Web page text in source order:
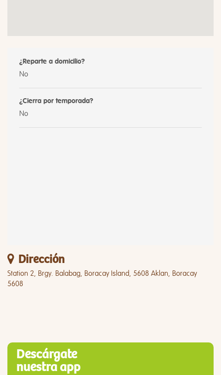
¿Reparte a domicilio?
No
¿Cierra por temporada?
No
Dirección
Station 2, Brgy. Balabag, Boracay Island, 5608 Aklan, Boracay
5608
Descárgate
nuestra app